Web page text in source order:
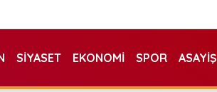
SIYASET EKONOMI SPOR ASAYIŞ